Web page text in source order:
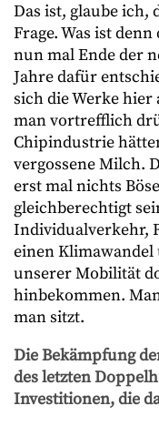
Das ist, glaube ich,
Frage. Was ist
nun mal Ende der
Jahre dafür
sich die Werke hier
man vortrefflich
Chipindustrie
vergossene Milch.
erst mal nichts
gleichberechtigt
Individualverkehr,
einen
unserer Mobilität
hinbekommen.
man sitzt.
Die Bekämpfung
des letzten
Investitionen, die